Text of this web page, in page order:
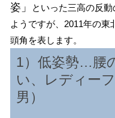
姿」
といった三高の反
ようですが、2011年の東
頭角を表します。
1）低姿勢…腰
い、レディー
男）